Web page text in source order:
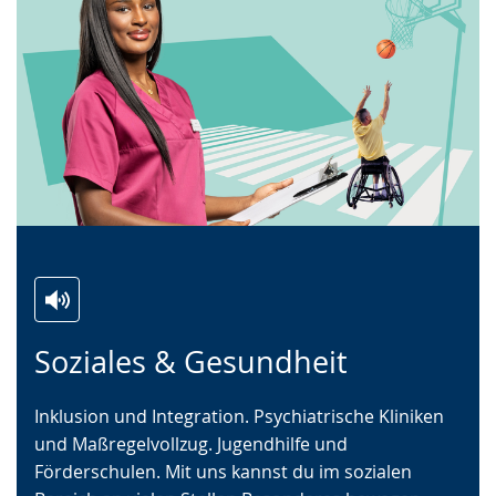
Soziales & Gesundheit
Leichten
wechseln.
Audio-
Video
Deutscher
Gebärdensprache
wird
Inklusion und Integration. Psychiatrische Kliniken
und Maßregelvollzug. Jugendhilfe und
Förderschulen. Mit uns kannst du im sozialen